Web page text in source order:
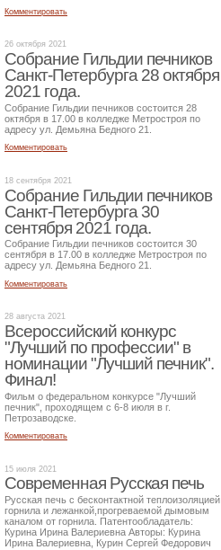
Комментировать
26 октября 2021
Собрание Гильдии печников
Санкт-Петербурга 28 октября
2021 года.
Собрание Гильдии печников состоится 28
октября в 17.00 в колледже Метростроя по
адресу ул. Демьяна Бедного 21.
Комментировать
18 сентября 2021
Собрание Гильдии печников
Санкт-Петербурга 30
сентября 2021 года.
Собрание Гильдии печников состоится 30
сентября в 17.00 в колледже Метростроя по
адресу ул. Демьяна Бедного 21.
Комментировать
28 августа 2021
Всероссийский конкурс
"Лучший по профессии" в
номинации "Лучший печник".
Финал!
Фильм о федеральном конкурсе "Лучший
печник", проходящем с 6-8 июля в г.
Петрозаводске.
Комментировать
15 июля 2021
Современная Русская печь
Русская печь с бесконтактной теплоизоляцией
горнила и лежанкой,прогреваемой дымовым
каналом от горнила. Патентообладатель:
Курина Ирина Валериевна Авторы: Курина
Ирина Валериевна, Курин Сергей Федорович